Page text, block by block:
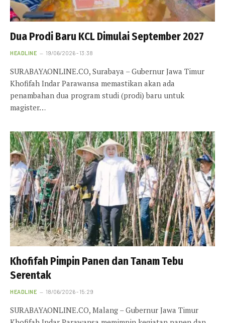
Dua Prodi Baru KCL Dimulai September 2027
HEADLINE 19/06/2026 - 13:38
SURABAYAONLINE.CO, Surabaya – Gubernur Jawa Timur
Khofifah Indar Parawansa memastikan akan ada
penambahan dua program studi (prodi) baru untuk
magister…
Khofifah Pimpin Panen dan Tanam Tebu
Serentak
HEADLINE 18/06/2026 - 15:29
SURABAYAONLINE.CO, Malang – Gubernur Jawa Timur